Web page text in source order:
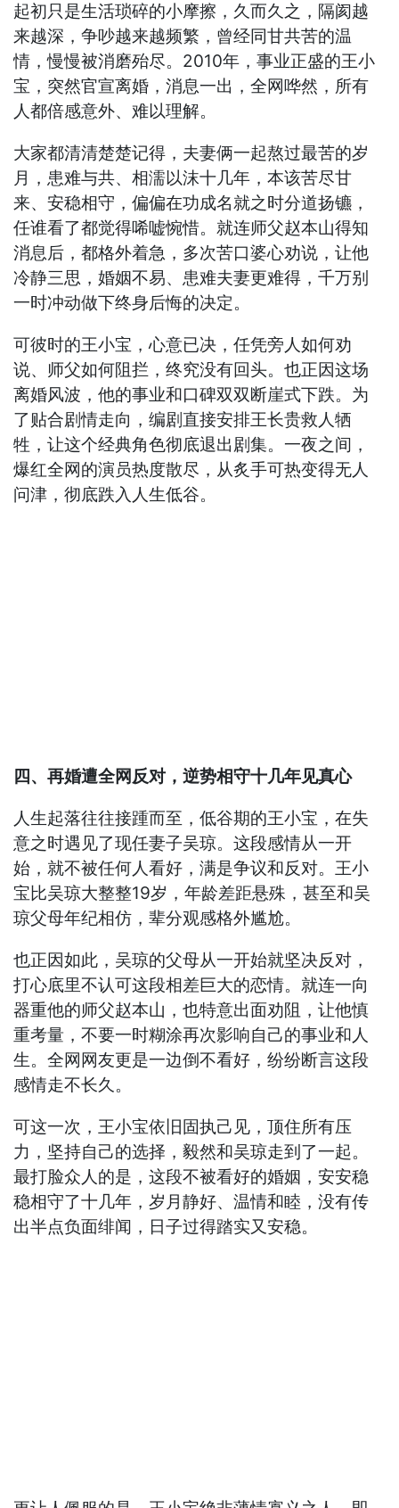
起初只是生活琐碎的小摩擦，久而久之，隔阂越
来越深，争吵越来越频繁，曾经同甘共苦的温
情，慢慢被消磨殆尽。2010年，事业正盛的王小
宝，突然官宣离婚，消息一出，全网哗然，所有
人都倍感意外、难以理解。
大家都清清楚楚记得，夫妻俩一起熬过最苦的岁
月，患难与共、相濡以沫十几年，本该苦尽甘
来、安稳相守，偏偏在功成名就之时分道扬镳，
任谁看了都觉得唏嘘惋惜。就连师父赵本山得知
消息后，都格外着急，多次苦口婆心劝说，让他
冷静三思，婚姻不易、患难夫妻更难得，千万别
一时冲动做下终身后悔的决定。
可彼时的王小宝，心意已决，任凭旁人如何劝
说、师父如何阻拦，终究没有回头。也正因这场
离婚风波，他的事业和口碑双双断崖式下跌。为
了贴合剧情走向，编剧直接安排王长贵救人牺
牲，让这个经典角色彻底退出剧集。一夜之间，
爆红全网的演员热度散尽，从炙手可热变得无人
问津，彻底跌入人生低谷。
四、再婚遭全网反对，逆势相守十几年见真心
人生起落往往接踵而至，低谷期的王小宝，在失
意之时遇见了现任妻子吴琼。这段感情从一开
始，就不被任何人看好，满是争议和反对。王小
宝比吴琼大整整19岁，年龄差距悬殊，甚至和吴
琼父母年纪相仿，辈分观感格外尴尬。
也正因如此，吴琼的父母从一开始就坚决反对，
打心底里不认可这段相差巨大的恋情。就连一向
器重他的师父赵本山，也特意出面劝阻，让他慎
重考量，不要一时糊涂再次影响自己的事业和人
生。全网网友更是一边倒不看好，纷纷断言这段
感情走不长久。
可这一次，王小宝依旧固执己见，顶住所有压
力，坚持自己的选择，毅然和吴琼走到了一起。
最打脸众人的是，这段不被看好的婚姻，安安稳
稳相守了十几年，岁月静好、温情和睦，没有传
出半点负面绯闻，日子过得踏实又安稳。